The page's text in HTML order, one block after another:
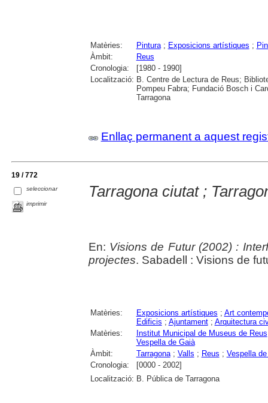
Matèries: Pintura; Exposicions artístiques ;
Àmbit:
Reus
Cronologia:
[1980 - 1990]
Localització: B. Centre de Lectura de Reus;
Pompeu Fabra; Fundació Bosch i
Tarragona
Enllaç permanent a aquest
19 / 772
seleccionar
imprimir
Tarragona ciutat ;
En: Visions de Futur (2002) :
projectes. Sabadell : Visions de
Matèries: Exposicions artístiques ; Art
Edificis ; Ajuntament; Arquitectura
Matèries:
Institut Municipal de Museus de Reus
Vespella de Gaià
Àmbit:
Tarragona; Valls ; Reus ; Vespella
Cronologia:
[0000 - 2002]
Localització: B. Pública de Tarragona